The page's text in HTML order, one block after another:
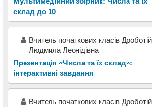
склад до 10
Вчитель початкових класів Дроботій
Людмила Леонідівна
Презентація «Числа та їх склад»:
інтерактивні завдання
Вчитель початкових класів Дроботій